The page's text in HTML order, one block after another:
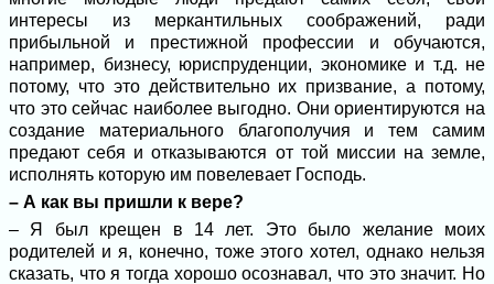
интересы из меркантильных соображений, ради
прибыльной и престижной профессии и обучаются,
например, бизнесу, юриспруденции, экономике и т.д. не
потому, что это действительно их призвание, а потому,
что это сейчас наиболее выгодно. Они ориентируются на
создание материального благополучия и тем самим
предают себя и отказываются от той миссии на земле,
исполнять которую им повелевает Господь.
– А как вы пришли к вере?
– Я был крещен в 14 лет. Это было желание моих
родителей и я, конечно, тоже этого хотел, однако нельзя
сказать, что я тогда хорошо осознавал, что это значит. Но